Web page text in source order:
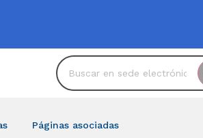
Páginas asociadas